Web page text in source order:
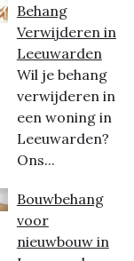
Behang
Verwijderen in
Leeuwarden
Wil je behang
verwijderen in
een woning in
Leeuwarden?
Ons...
Bouwbehang
voor
nieuwbouw in